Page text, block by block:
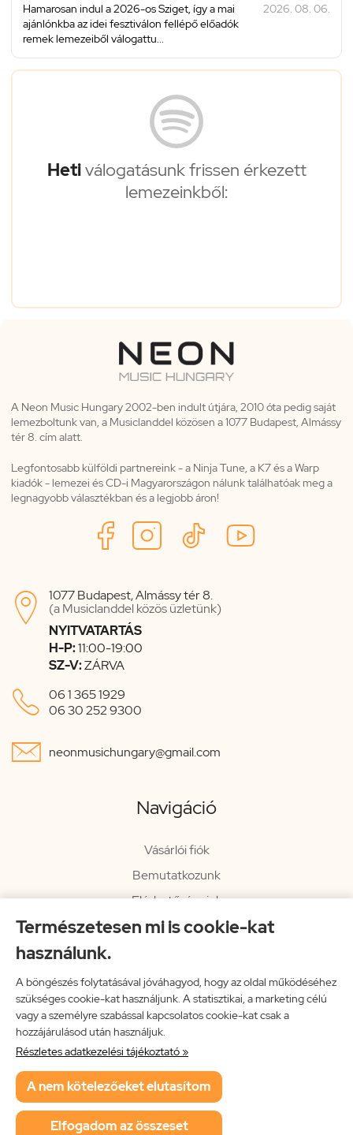
Természetesen mi is cookie-kat
használunk.
A böngészés folytatásával jóváhagyod, hogy az oldal működéséhez
szükséges cookie-kat használjunk. A statisztikai, a marketing célú
vagy a személyre szabással kapcsolatos cookie-kat csak a
hozzájárulásod után használjuk.
Részletes adatkezelési tájékoztató »
A nem kötelezőeket elutasítom
Elfogadom az összeset
Hamarosan indul a 2026-os Sziget, így a mai
ajánlónkba az idei fesztiválon fellépő előadók
remek lemezeiből válogattu...
2026. 08. 06.
Hetiválogatásunk frissen érkezett
lemezeinkből:
A Neon Music Hungary 2002-ben indult útjára, 2010 óta pedig saját
lemezboltunk van, a Musiclanddel közösen a 1077 Budapest, Almássy
tér 8. cím alatt.
Legfontosabb külföldi partnereink - a Ninja Tune, a K7 és a Warp
kiadók - lemezei és CD-i Magyarországon nálunk találhatóak meg a
legnagyobb választékban és a legjobb áron!

1077 Budapest, Almássy tér 8.
(a Musiclanddel közös üzletünk)
NYITVATARTÁS
H-P:11:00-19:00
SZ-V:ZÁRVA
 06 1 365 1929
06 30 252 9300
 neonmusichungary@gmail.com
Navigáció
Vásárlói fiók
Bemutatkozunk
Elérhetőségeink
Hírlevél
Impresszum
Vissza a főoldalra
Neon Music Hungary Bt.
ÁSZF
Adatkezelési tájékoztató